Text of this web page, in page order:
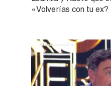
«Volverías con tu ex?